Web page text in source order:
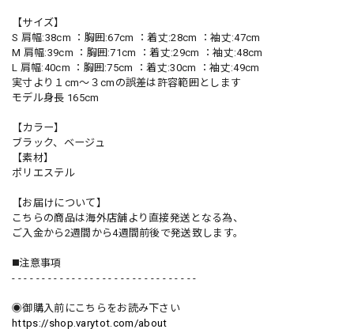
【サイズ】
S 肩幅:38cm ：胸囲:67cm ：着丈:28cm ：袖丈:47cm
M 肩幅:39cm ：胸囲:71cm ：着丈:29cm ：袖丈:48cm
L 肩幅:40cm ：胸囲:75cm ：着丈:30cm ：袖丈:49cm
実寸より１cm〜３cmの誤差は許容範囲とします
モデル身長 165cm
【カラー】
ブラック、ベージュ
【素材】
ポリエステル
【お届けについて】
こちらの商品は海外店舗より直接発送となる為、
ご入金から2週間から4週間前後で発送致します。
◼️注意事項
- - - - - - - - - - - - - - - - - - - - - - - - - - - - - - -
◉御購入前にこちらをお読み下さい
https://shop.varytot.com/about